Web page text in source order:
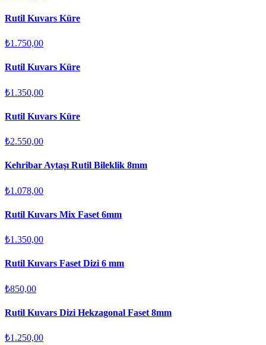
Rutil Kuvars Küre
₺1.750,00
Rutil Kuvars Küre
₺1.350,00
Rutil Kuvars Küre
₺2.550,00
Kehribar Aytaşı Rutil Bileklik 8mm
₺1.078,00
Rutil Kuvars Mix Faset 6mm
₺1.350,00
Rutil Kuvars Faset Dizi 6 mm
₺850,00
Rutil Kuvars Dizi Hekzagonal Faset 8mm
₺1.250,00